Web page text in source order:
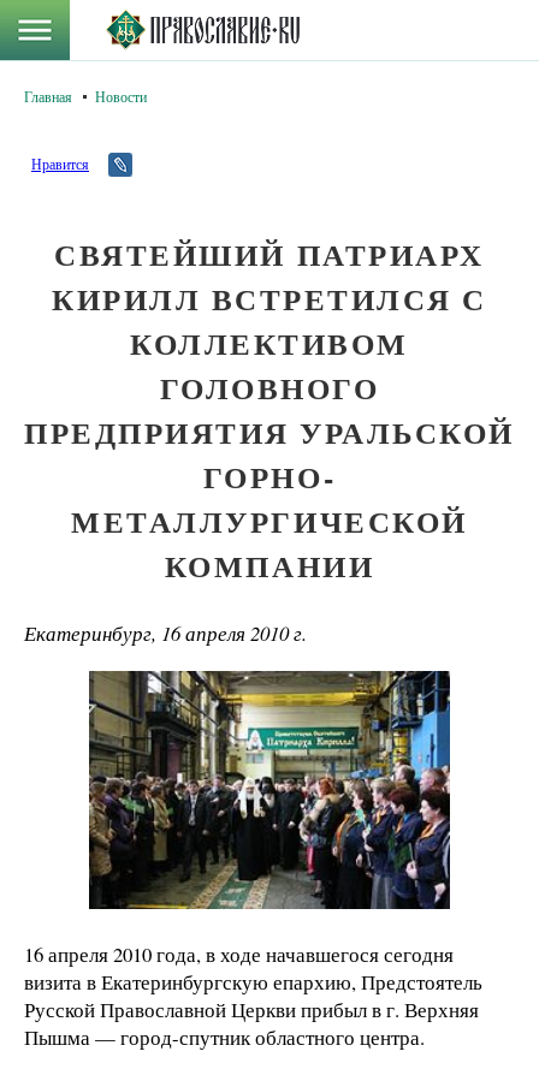
Главная Новости
Нравится
СВЯТЕЙШИЙ ПАТРИАРХ
КИРИЛЛ ВСТРЕТИЛСЯ С
КОЛЛЕКТИВОМ
ГОЛОВНОГО
ПРЕДПРИЯТИЯ УРАЛЬСКОЙ
ГОРНО-
МЕТАЛЛУРГИЧЕСКОЙ
КОМПАНИИ
Екатеринбург, 16 апреля 2010 г.
16 апреля 2010 года, в ходе начавшегося сегодня
визита в Екатеринбургскую епархию, Предстоятель
Русской Православной Церкви прибыл в г. Верхняя
Пышма — город-спутник областного центра.